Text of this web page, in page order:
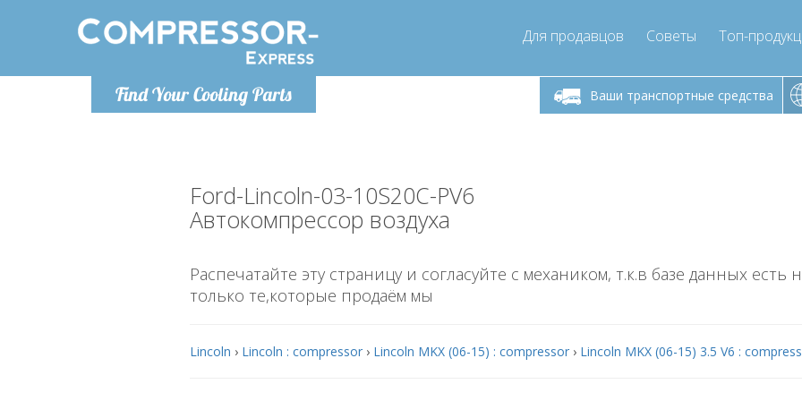
Find Your Cooling Parts
Для продавцов Советы Топ-
Ваши транспортные средства
Понедельник-пятница 9:00
info@compressor-express.ru
Понедельник-пятница 9:00Понедельник-пятница 9:00
- 17
info@compressor-express.ru
Ford-Lincoln-03-10S20C-PV6
Автокомпрессор воздуха
Распечатайте эту страницу и согласуйте с механиком, т.к.в базе данных есть
только те,которые продаём мы
Lincoln › Lincoln : compressor › Lincoln MKX (06-15) : compressor › Lincoln MKX (06-15) 3.5 V6 :